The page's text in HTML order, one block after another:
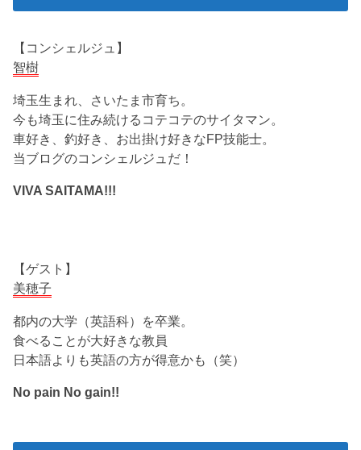
【コンシェルジュ】
智樹
埼玉生まれ、さいたま市育ち。
今も埼玉に住み続けるコテコテのサイタマン。
車好き、釣好き、お出掛け好きなFP技能士。
当ブログのコンシェルジュだ！
VIVA SAITAMA!!!
【ゲスト】
美穂子
都内の大学（英語科）を卒業。
食べることが大好きな教員
日本語よりも英語の方が得意かも（笑）
No pain No gain!!